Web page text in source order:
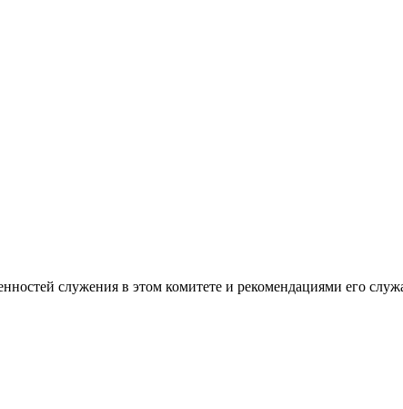
служения в этом комитете и рекомендациями его